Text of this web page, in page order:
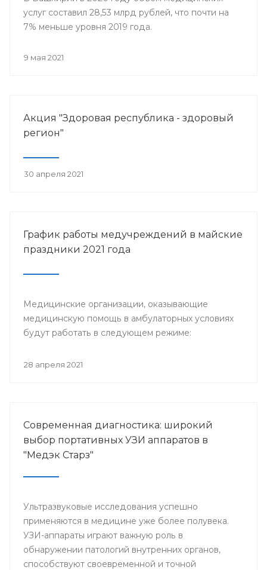
услуг составил 28,53 млрд рублей, что почти на
7% меньше уровня 2019 года.
9 мая 2021
Акция "Здоровая республика - здоровый
регион"
30 апреля 2021
График работы медучреждений в майские
праздники 2021 года
Медицинские организации, оказывающие
медицинскую помощь в амбулаторных условиях
будут работать в следующем режиме:
28 апреля 2021
Современная диагностика: широкий
выбор портативных УЗИ аппаратов в
"Медэк Старз"
Ультразвуковые исследования успешно
применяются в медицине уже более полувека.
УЗИ-аппараты играют важную роль в
обнаружении патологий внутренних органов,
способствуют своевременной и точной